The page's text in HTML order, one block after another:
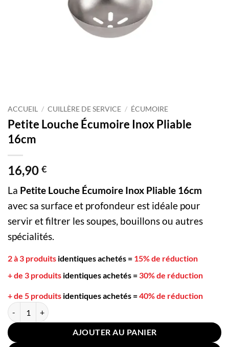
ACCUEIL / CUILLÈRE DE SERVICE / ÉCUMOIRE
Petite Louche Écumoire Inox Pliable
16cm
16,90 €
La Petite Louche Écumoire Inox Pliable 16cm
avec sa surface et profondeur est idéale pour
servir et filtrer les soupes, bouillons ou autres
spécialités.
2 à 3 produits identiques achetés = 15% de réduction
+ de 3 produits identiques achetés = 30% de réduction
+ de 5 produits identiques achetés =40% de réduction
quantité de Petite Louche Écumoire Inox Pliable 16cm
AJOUTER AU PANIER